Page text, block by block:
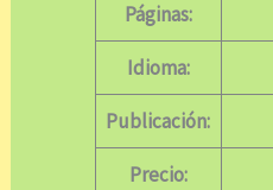
Páginas:
Idioma:
Publicación:
Precio: